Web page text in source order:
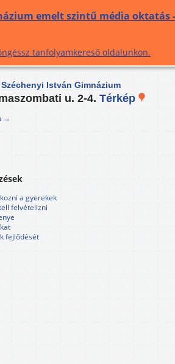
emelt szintű média oktatás
tanfolyamkereső oldalunkon.
István Gimnázium
u. 2-4. Térkép
→
a gyerekek
felvételizni
fejlődését